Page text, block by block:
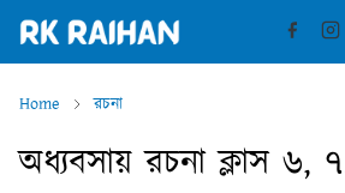
Home রচনা
অধ্যবসায় রচনা ক্লাস ৬,